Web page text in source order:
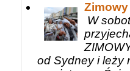
W
od Sydney i leży